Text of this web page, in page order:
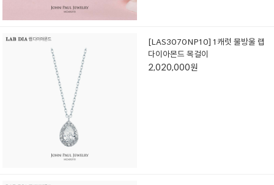
[LAS3070NP10] 1캐럿 물방울 랩
다이아몬드 목걸이
2,020,000원